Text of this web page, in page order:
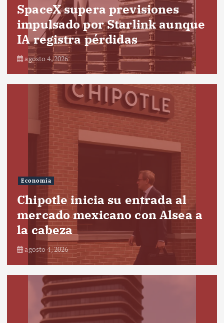
SpaceX supera previsiones
impulsado por Starlink aunque
IA registra pérdidas
agosto 4, 2026
Economía
Chipotle inicia su entrada al
mercado mexicano con Alsea a
la cabeza
agosto 4, 2026